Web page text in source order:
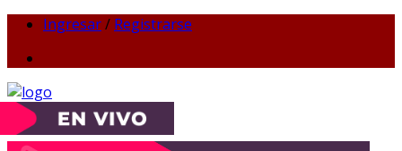
Ingresar/ Registrarse